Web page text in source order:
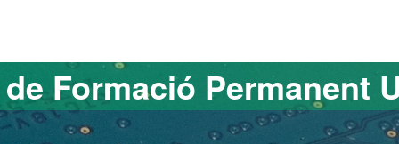
Formació Permanent